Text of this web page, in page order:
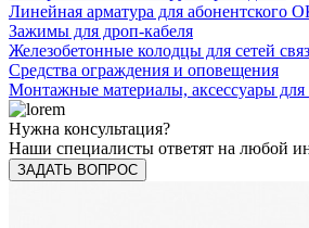
Линейная арматура для абонентского
Зажимы для дроп-кабеля
Железобетонные колодцы для сетей
Средства ограждения и оповещения
Монтажные материалы, аксессуары
Нужна консультация?
Наши специалисты ответят на любой
ЗАДАТЬ ВОПРОС